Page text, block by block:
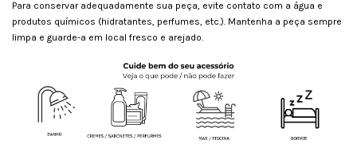
Para conservar adequadamente sua peça, evite contato com a água e
produtos químicos (hidratantes, perfumes, etc.). Mantenha a peça sempre
limpa e guarde-a em local fresco e arejado.